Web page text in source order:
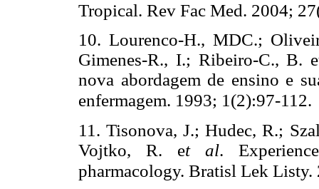
Tropical. Rev Fac Med. 2004;
10. Lourenco-H., MDC.;
Gimenes-R., I.; Ribeiro-C., B.
nova abordagem de ensino e
enfermagem. 1993; 1(2):97-112.
11. Tisonova, J.; Hudec, R.;
Vojtko, R. et al.
pharmacology. Bratisl Lek